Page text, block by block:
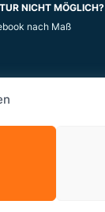
NICHT MÖGLICH?
nach Maß